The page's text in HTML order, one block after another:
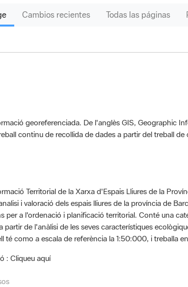
Cambios recientes Todas las páginas
georeferenciada. De l'anglès GIS, Geographic
continu de recollida de dades a partir del treball
Territorial de la Xarxa d'Espais Lliures de la
i valoració dels espais lliures de la província de
per a l'ordenació i planificació territorial. Conté una
partir de l'anàlisi de les seves característiques
té como a escala de referència la 1:50:000, i treballa
: Cliqueu aquí